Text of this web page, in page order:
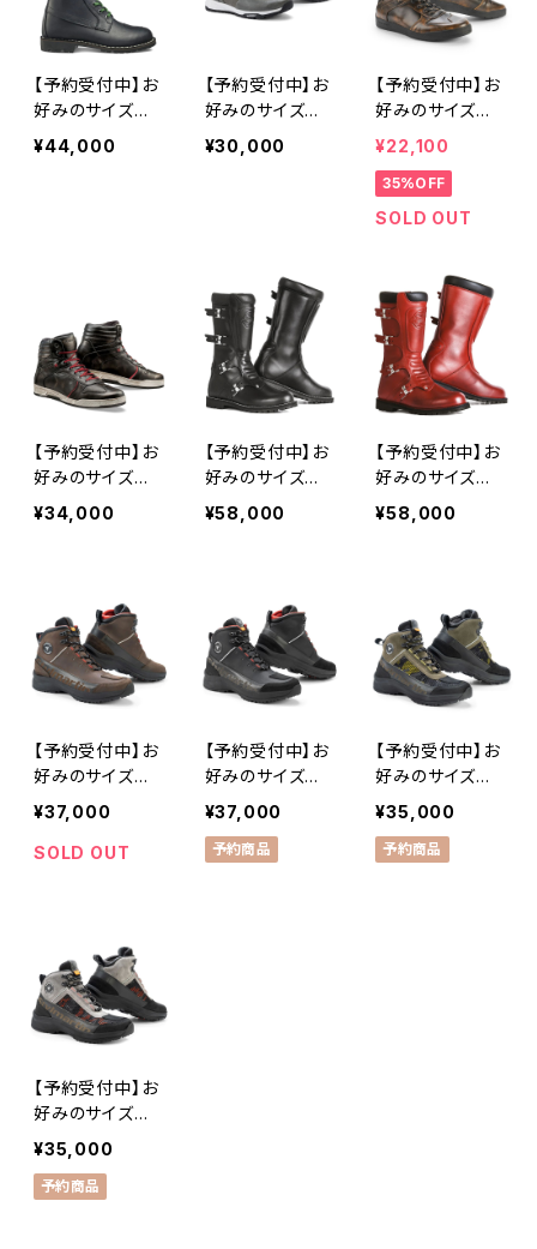
ィン タンク・W
P・アッシュ）
ーティン ラプ
ン カンサス・W
P）
【予約受付中】お
好みのサイズが
なければご予約
を承ります。おお
ロック・WP・ブラ
ック）
¥44,000
【予約受付中】お
好みのサイズが
なければご予約
を承ります。おお
N （スティルマー
ティン パイパ
ー・エアー・ミシ
ュラン）
¥30,000
【予約受付中】お
好みのサイズが
なければご予約
を承ります。おお
むね30日以内に
入手可能です。
ZE （スティルマ
ーティン アイ
アン・WP・ブロ
ンズ）
¥22,100
35%OFF
SOLD OUT
【予約受付中】お
好みのサイズが
なければご予約
を承ります。おお
Stylmartin IR
ON WP BLACK
（スティルマーテ
ィン アイアン・
WP・ブラック）
¥34,000
【予約受付中】お
好みのサイズが
なければご予約
を承ります。おお
Stylmartin C
ONTINENTAL
NERO （スティ
ルマーティン
コンチネンタル・
¥58,000
【予約受付中】お
好みのサイズが
なければご予約
を承ります。おお
ONTINENTAL
ROSSO （スティ
ルマーティン
コンチネンタル・
¥58,000
【予約受付中】お
好みのサイズが
なければご予約
を承ります。おお
むね30日以内に
（スティルマーテ
ィン ベルティ
ゴ・WP・ブラウ
ン）
¥37,000
SOLD OUT
【予約受付中】お
好みのサイズが
なければご予約
を承ります。おお
むね30日以内に
¥37,000
予約商品
【予約受付中】お
好みのサイズが
なければご予約
を承ります。おお
むね30日以内に
¥35,000
予約商品
【予約受付中】お
好みのサイズが
なければご予約
を承ります。おお
むね30日以内に
¥35,000
予約商品